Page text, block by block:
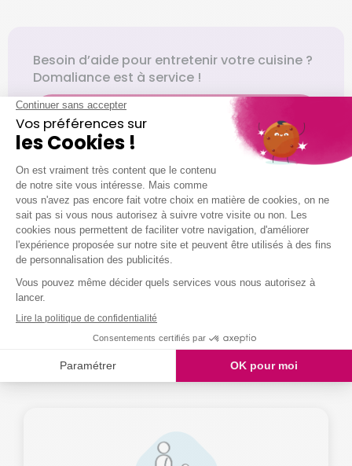
Besoin d’aide pour entretenir votre cuisine ?
Domaliance est à service !
Je demande mon devis
Partager cet article
DÉCOUVREZ PLUS DE SERVICES
Et si nous vous
autre chose ?